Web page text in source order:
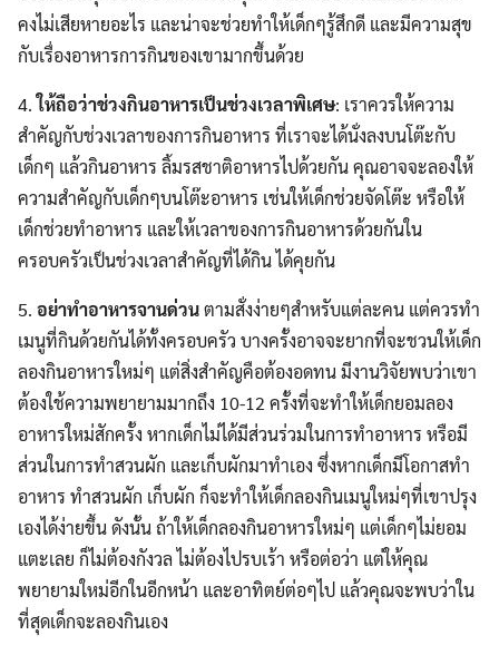
Search
for:
Search
คงไม่เสียหายอะไร และน่าจะช่วยทำให้เด็กๆรู้สึกดี และมีความสุข
กับเรื่องอาหารการกินของเขามากขึ้นด้วย
4.ให้ถือว่าช่วงกินอาหารเป็นช่วงเวลาพิเศษ: เราควรให้ความ
สำคัญกับช่วงเวลาของการกินอาหาร ที่เราจะได้นั่งลงบนโต๊ะกับ
เด็กๆ แล้วกินอาหาร ลิ้มรสชาติอาหารไปด้วยกัน คุณอาจจะลองให้
ความสำคัญกับเด็กๆบนโต๊ะอาหาร เช่นให้เด็กช่วยจัดโต๊ะ หรือให้
เด็กช่วยทำอาหาร และให้เวลาของการกินอาหารด้วยกันใน
ครอบครัวเป็นช่วงเวลาสำคัญที่ได้กิน ได้คุยกัน
5. อย่าทำอาหารจานด่วนตามสั่งง่ายๆสำหรับแต่ละคน แต่ควรทำ
เมนูที่กินด้วยกันได้ทั้งครอบครัว บางครั้งอาจจะยากที่จะชวนให้เด็ก
ลองกินอาหารใหม่ๆ แต่สิ่งสำคัญคือต้องอดทน มีงานวิจัยพบว่าเขา
ต้องใช้ความพยายามมากถึง 10-12 ครั้งที่จะทำให้เด็กยอมลอง
อาหารใหม่สักครั้ง หากเด็กไม่ได้มีส่วนร่วมในการทำอาหาร หรือมี
ส่วนในการทำสวนผัก และเก็บผักมาทำเอง ซึ่งหากเด็กมีโอกาสทำ
อาหาร ทำสวนผัก เก็บผัก ก็จะทำให้เด็กลองกินเมนูใหม่ๆที่เขาปรุง
เองได้ง่ายขึ้น ดังนั้น ถ้าให้เด็กลองกินอาหารใหม่ๆ แต่เด็กๆไม่ยอม
แตะเลย ก็ไม่ต้องกังวล ไม่ต้องไปรบเร้า หรือต่อว่า แต่ให้คุณ
พยายามใหม่อีกในอีกหน้า และอาทิตย์ต่อๆไป แล้วคุณจะพบว่าใน
ที่สุดเด็กจะลองกินเอง